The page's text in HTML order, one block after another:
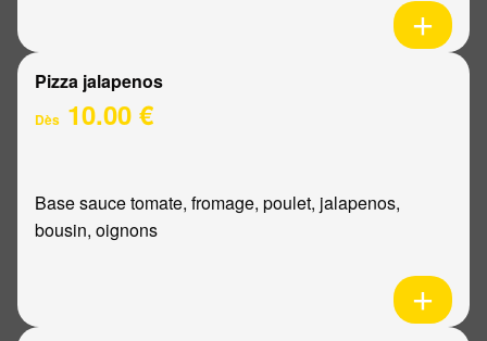
Pizza jalapenos
Dès 10.00 €
Base sauce tomate, fromage, poulet, jalapenos,
bousin, oignons